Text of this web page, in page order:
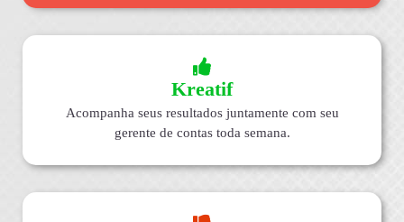
Kreatif
Acompanha seus resultados juntamente com seu
gerente de contas toda semana.